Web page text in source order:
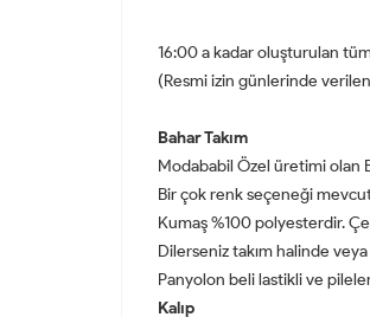
16:00 a kadar oluşturulan
(Resmi izin günlerinde
Bahar Takım
Modababil Özel üretimi olan
Bir çok renk seçeneği
Kumaş %100 polyesterdir.
Dilerseniz takım halinde
Panyolon beli lastikli ve
Kalıp